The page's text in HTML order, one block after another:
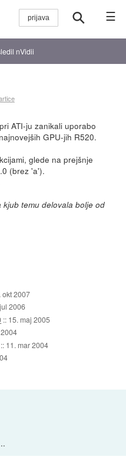
☰
nVidii
ATI-ju zanikali uporabo
GPU-jih R520.
glede na prejšnje
(brez 'a').
temu delovala bolje od
okt 2007
2006
:: 15. maj 2005
:: 11. mar 2004